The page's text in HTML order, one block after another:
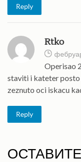
Reply
Rtko
Operisao
staviti i kateter posto
zeznuto oci iskacu
Reply